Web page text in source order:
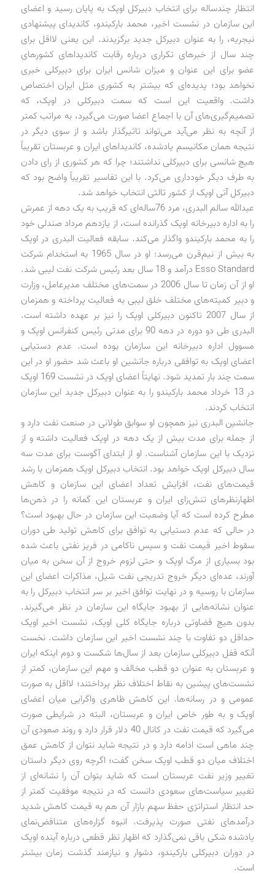
انتظار چندساله برای انتخاب دبیرکل اوپک به پایان رسید و اعضای
این سازمان در نشست اخیر، محمد بارکیندو، کاندیدای پیشنهادی
نیجریه، را به عنوان دبیرکل جدید برگزیدند. این یعنی لااقل برای
چند سال از خبرهای تکراری درباره رقابت کاندیداهای کشورهای
عضو برای این عنوان و میزان شانس ایران برای دبیرکلی خبری
نخواهد بود؛ پدیده‌ای که بیشتر به کشوری مثل ایران اختصاص
داشت. واقعیت این است که سمت دبیرکلی در اوپک، که
تصمیم‌گیری‌های آن با اجماع اعضا صورت می‌گیرد، به مراتب کمتر
از آنچه به نظر می‌آید می‌تواند تاثیرگذار باشد و از سوی دیگر در
نتیجه همان مکانیسم یادشده، کاندیداهای ایران و عربستان تقریباً
هیچ شانسی برای دبیرکلی نداشتند؛ چرا که هر کشوری از رای دادن
به طرف دیگر خودداری می‌کرد. با این تفاسیر تقریباً واضح بود که
دبیرکل آتی اوپک از کشور ثالثی انتخاب خواهد شد.
عبدالله سالم البدری، مرد 76ساله‌ای که قریب به یک دهه از عمرش
را به اداره دبیرخانه اوپک گذرانده است، از یازدهم مرداد صندلی خود
را به محمد بارکیندو واگذار می‌کند. سابقه فعالیت البدری در اوپک
به بیش از نیم‌قرن می‌رسد: او در سال 1965 به استخدام شرکت
Esso Standard درآمد و 18 سال بعد رئیس شرکت نفت لیبی شد.
او از آن زمان تا سال 2006 در سمت‌های مختلف مدیرعامل، وزارت
و دبیر کمیته‌های مختلف خلق لیبی به فعالیت پرداخته و همزمان
از سال 2007 تاکنون دبیرکلی اوپک را نیز بر عهده داشته است.
البدری طی دو دوره در دهه 90 برای مدتی رئیس کنفرانس اوپک و
مسوول اداره دبیرخانه این سازمان بوده است. عدم دستیابی
اعضای اوپک به توافقی درباره جانشین او باعث شد حضور او در این
سمت چند بار تمدید شود. نهایتاً اعضای اوپک در نشست 169 اوپک
در 13 خرداد محمد بارکیندو را به عنوان دبیرکل جدید این سازمان
انتخاب کردند.
جانشین البدری نیز همچون او سوابق طولانی در صنعت نفت دارد و
از جمله برای مدت بیش از یک دهه در اوپک فعالیت داشته و از
نزدیک با این سازمان آشناست. او از ابتدای آگوست برای مدت سه
سال دبیرکل اوپک خواهد بود. انتخاب دبیرکل اوپک همزمان با رشد
قیمت‌های نفت، افزایش تعداد اعضای این سازمان و کاهش
اظهارنظرهای تنش‌زای ایران و عربستان این گمانه را در ذهن‌ها
مطرح کرده است که آیا وضعیت این سازمان در حال بهبود است؟
در حالی که عدم دستیابی به توافق برای کاهش تولید طی دوران
سقوط اخیر قیمت نفت و سپس ناکامی در فریز نفتی باعث شده
بود بسیاری از مرگ اوپک و حتی لزوم خروج از آن سخن به میان
آورند، عده‌ای دیگر خروج تدریجی نفت شیل، مذاکرات اعضای این
سازمان با روسیه و در نهایت توافق اخیر بر سر انتخاب دبیرکل را به
عنوان نشانه‌هایی از بهبود جایگاه این سازمان در نظر می‌گیرند.
بدون هیچ قضاوتی درباره جایگاه کلی اوپک، نشست اخیر اوپک
حداقل دو تفاوت با چند نشست اخیر این سازمان داشت. نخست
آنکه قفل دبیرکلی سازمان بعد از سال‌ها شکست و دوم اینکه ایران
و عربستان به عنوان دو قطب مخالف و مهم این سازمان، کمتر از
نشست‌های پیشین به نقاط اختلاف نظر پرداختند؛ لااقل به صورت
عمومی و در رسانه‌ها. این کاهش ظاهری واگرایی میان اعضای
اوپک و به طور خاص ایران و عربستان، البته در شرایطی صورت
می‌گیرد که قیمت نفت در کانال 40 دلار قرار دارد و روند صعودی آن
چند ماهی است ادامه دارد و در نتیجه شاید نتوان از کاهش عمق
اختلاف میان دو قطب اوپک سخن گفت؛ اگرچه روی دیگر داستان
تغییر وزیر نفت عربستان است که شاید بتوان آن را نشانه‌ای از
تغییر سیاست‌های سعودی دانست که در نتیجه موفقیت کمتر از
حد انتظار استراتژی حفظ سهم بازار آن هم به قیمت کاهش شدید
درآمدهای نفتی صورت پذیرفت. انبوه گزاره‌های متناقض‌نمای
یادشده شکی باقی نمی‌گذارد که اظهار نظر قطعی درباره آینده اوپک
در دوران دبیرکلی بارکیندو، دشوار و نیازمند گذشت زمان بیشتر
است.